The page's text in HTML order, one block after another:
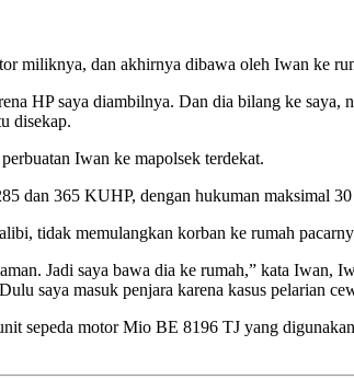
miliknya, dan akhirnya dibawa oleh Iwan ke
HP saya diambilnya. Dan dia bilang ke
disekap.
Iwan ke mapolsek terdekat.
dan 365 KUHP, dengan hukuman maksimal
tidak memulangkan korban ke rumah
Jadi saya bawa dia ke rumah,” kata Iwan,
saya masuk penjara karena kasus pelarian
sepeda motor Mio BE 8196 TJ yang